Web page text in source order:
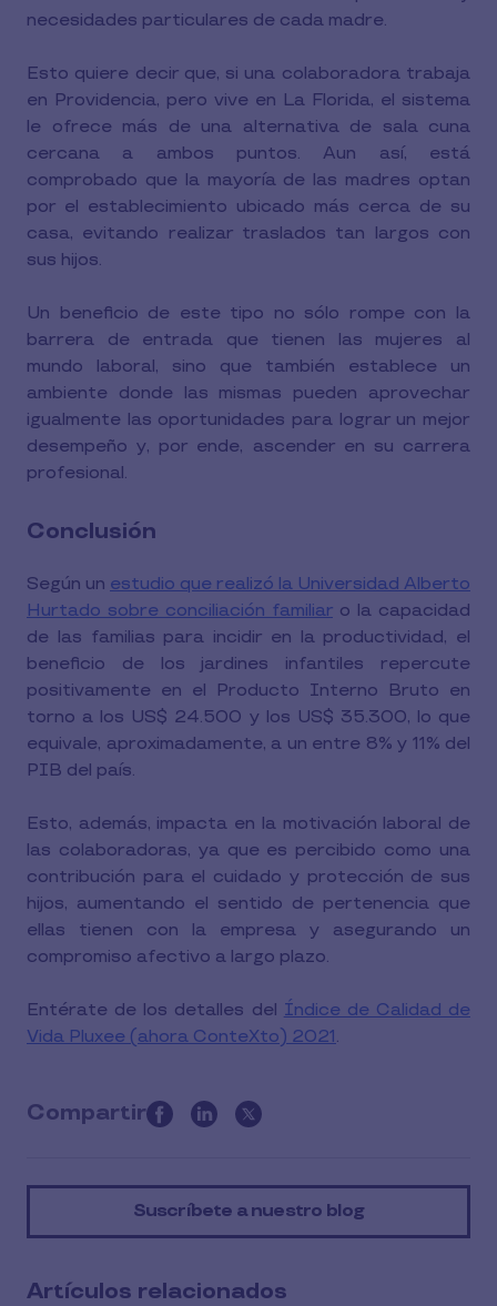
necesidades particulares de cada madre.
Esto quiere decir que, si una colaboradora trabaja
en Providencia, pero vive en La Florida, el sistema
le ofrece más de una alternativa de sala cuna
cercana a ambos puntos. Aun así, está
comprobado que la mayoría de las madres optan
por el establecimiento ubicado más cerca de su
casa, evitando realizar traslados tan largos con
sus hijos.
Un beneficio de este tipo no sólo rompe con la
barrera de entrada que tienen las mujeres al
mundo laboral, sino que también establece un
ambiente donde las mismas pueden aprovechar
igualmente las oportunidades para lograr un mejor
desempeño y, por ende, ascender en su carrera
profesional.
Conclusión
Según un estudio que realizó la Universidad Alberto
Hurtado sobre conciliación familiar o la capacidad
de las familias para incidir en la productividad, el
beneficio de los jardines infantiles repercute
positivamente en el Producto Interno Bruto en
torno a los US$ 24.500 y los US$ 35.300, lo que
equivale, aproximadamente, a un entre 8% y 11% del
PIB del país.
Esto, además, impacta en la motivación laboral de
las colaboradoras, ya que es percibido como una
contribución para el cuidado y protección de sus
hijos, aumentando el sentido de pertenencia que
ellas tienen con la empresa y asegurando un
compromiso afectivo a largo plazo.
Entérate de los detalles del Índice de Calidad de
Vida Pluxee (ahora ConteXto) 2021.
Compartir
this
on
Suscríbete a nuestro blog
Artículos relacionados